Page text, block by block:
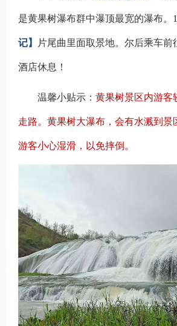
是黄果树瀑布群中瀑顶最宽的瀑布。
记】 片尾曲里面取景地。尔后乘车前
酒店休息！
温馨小贴示： 黄果树景区内游客
走路。黄果树大瀑布，会有水溅到景
游客小心湿滑，以免摔倒。